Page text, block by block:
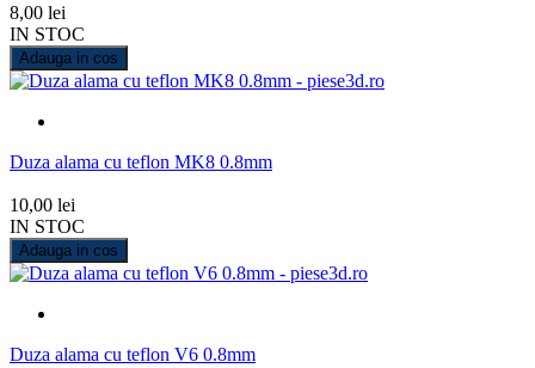
8,00 lei
IN STOC
Adauga in cos
Duza alama cu teflon MK8 0.8mm
10,00 lei
IN STOC
Adauga in cos
Duza alama cu teflon V6 0.8mm